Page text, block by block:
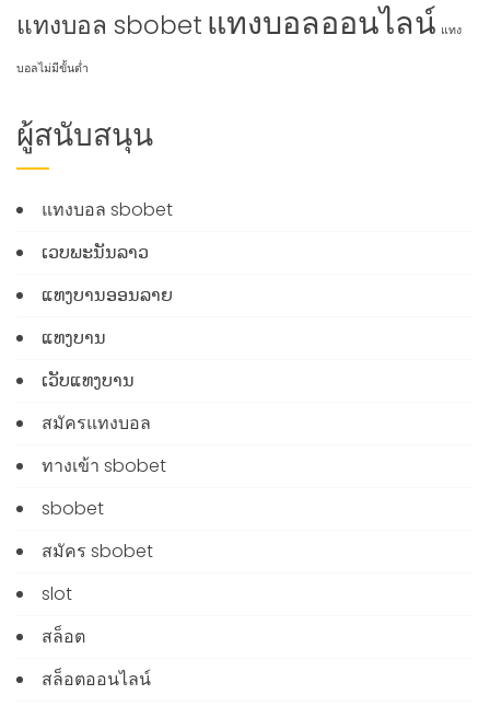
แทงบอล sbobet แทงบอลออนไลน์ แทง
บอลไม่มีขั้นต่ำ
ผู้สนับสนุน
แทงบอล sbobet
ເວບພະນັນລາວ
ແທງບານອອນລາຍ
ແທງບານ
ເວັບແທງບານ
สมัครแทงบอล
ทางเข้า sbobet
sbobet
สมัคร sbobet
slot
สล็อต
สล็อตออนไลน์